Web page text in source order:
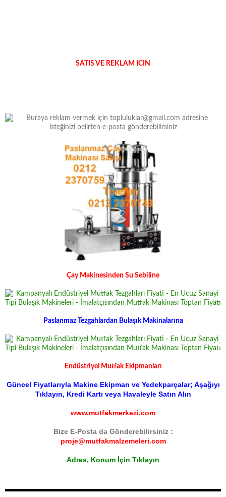
SATIS VE REKLAM ICIN
Çay Makinesinden Su Sebiline
Paslanmaz Tezgahlardan Bulaşık Makinalarına
Endüstriyel Mutfak Ekipmanları
Güncel Fiyatlarıyla Makine Ekipman ve Yedekparçalar; Aşağıyı
Tıklayın, Kredi Kartı veya Havaleyle Satın Alın
www.mutfakmerkezi.com
Bize E-Posta da Gönderebilirsiniz :
proje@mutfakmalzemeleri.com
Adres, Konum İçin Tıklayın